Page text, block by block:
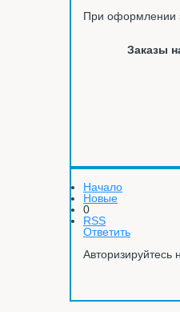
При оформлении
Заказы
Начало
Новые
0
RSS
Ответить
Авторизируйтесь